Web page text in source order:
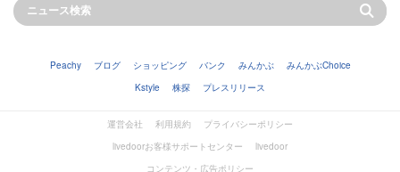
Peachy ブログ ショッピング バンク みんかぶ
みんかぶChoice
Kstyle
株探 プレスリリース
運営会社 利用規約
プライバシーポリシー
livedoorお客様サポートセンター
livedoor
コンテンツ・広告ポリシー